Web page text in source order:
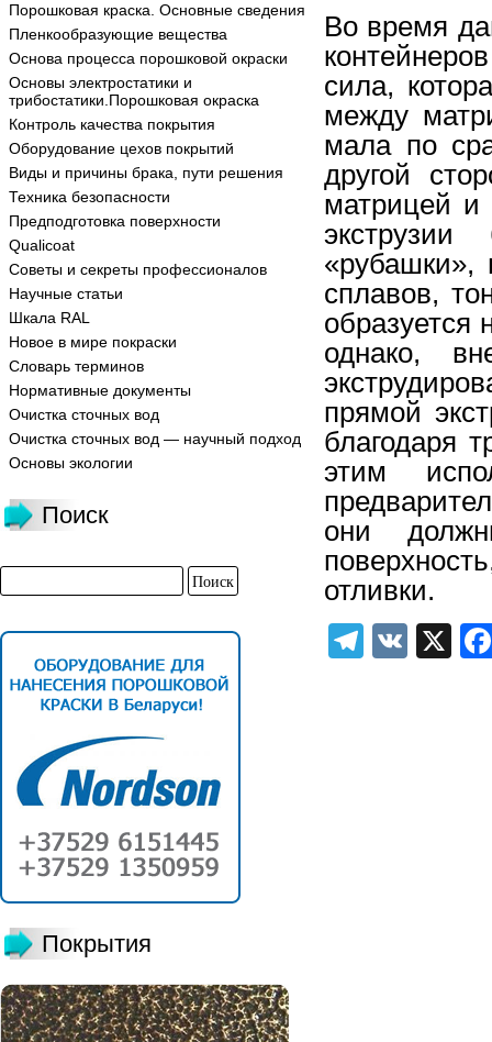
Порошковая краска. Основные сведения
Пленкообразующие вещества
Основа процесса порошковой окраски
Основы электростатики и
трибостатики.Порошковая окраска
Контроль качества покрытия
Оборудование цехов покрытий
Виды и причины брака, пути решения
Техника безопасности
Предподготовка поверхности
Qualicoat
Советы и секреты профессионалов
Научные статьи
Шкала RAL
Новое в мире покраски
Словарь терминов
Нормативные документы
Очистка сточных вод
Очистка сточных вод — научный подход
Основы экологии
Поиск
Покрытия
Во время
сила,
между
мала по
другой
матрицей и
«рубашки»,
сплавов,
образуется
однако,
прямой
благодаря
этим
они
отливки.
VK X